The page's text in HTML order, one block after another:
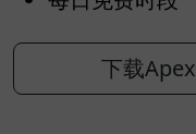
下载